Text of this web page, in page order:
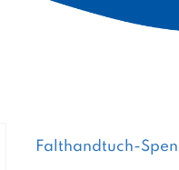
Falthandtuch-